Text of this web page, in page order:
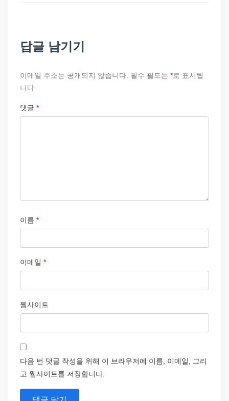
답글 남기기
이메일 주소는 공개되지 않습니다. 필수 필드는 *로 표시됩
니다
댓글 *
이름 *
이메일 *
웹사이트
다음 번 댓글 작성을 위해 이 브라우저에 이름, 이메일, 그리
고 웹사이트를 저장합니다.